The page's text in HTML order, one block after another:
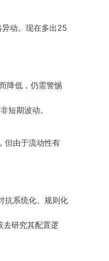
动。现在多出25
降低，仍需警惕
短期波动。
但由于流动性有
抗系统化、规则化
去研究其配置逻